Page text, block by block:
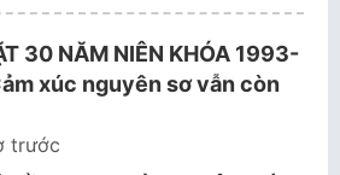
30 NĂM NIÊN KHÓA 1993-
xúc nguyên sơ vẫn còn
trước